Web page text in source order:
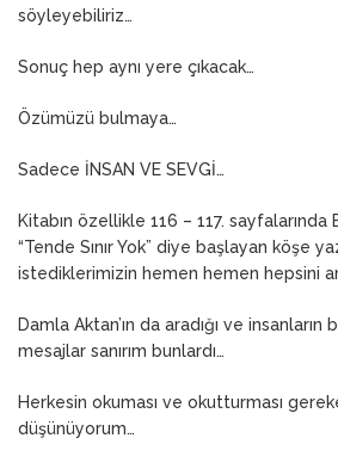
söyleyebiliriz…
Sonuç hep aynı yere çıkacak…
Özümüzü bulmaya…
Sadece İNSAN VE SEVGİ…
Kitabın özellikle 116 – 117. sayfalarında
“Tende Sınır Yok” diye başlayan köşe
istediklerimizin hemen hemen hepsini
Damla Aktan’ın da aradığı ve insanların
mesajlar sanırım bunlardı…
Herkesin okuması ve okutturması
düşünüyorum…